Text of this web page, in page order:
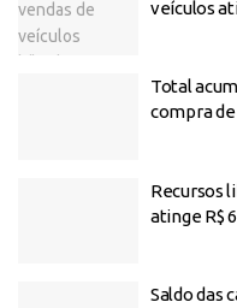
veículos
Total
compra de
Recursos
atinge R$
Saldo das